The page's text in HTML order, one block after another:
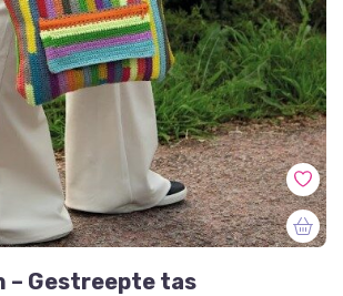
– Gestreepte tas